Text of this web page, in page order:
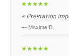
★★★★★
« Prestation
— Maxime D.
★★★★★